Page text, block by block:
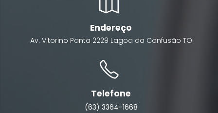
Endereço
Av. Vitorino Panta 2229 Lagoa da Confusão TO
Telefone
(63) 3364-1668